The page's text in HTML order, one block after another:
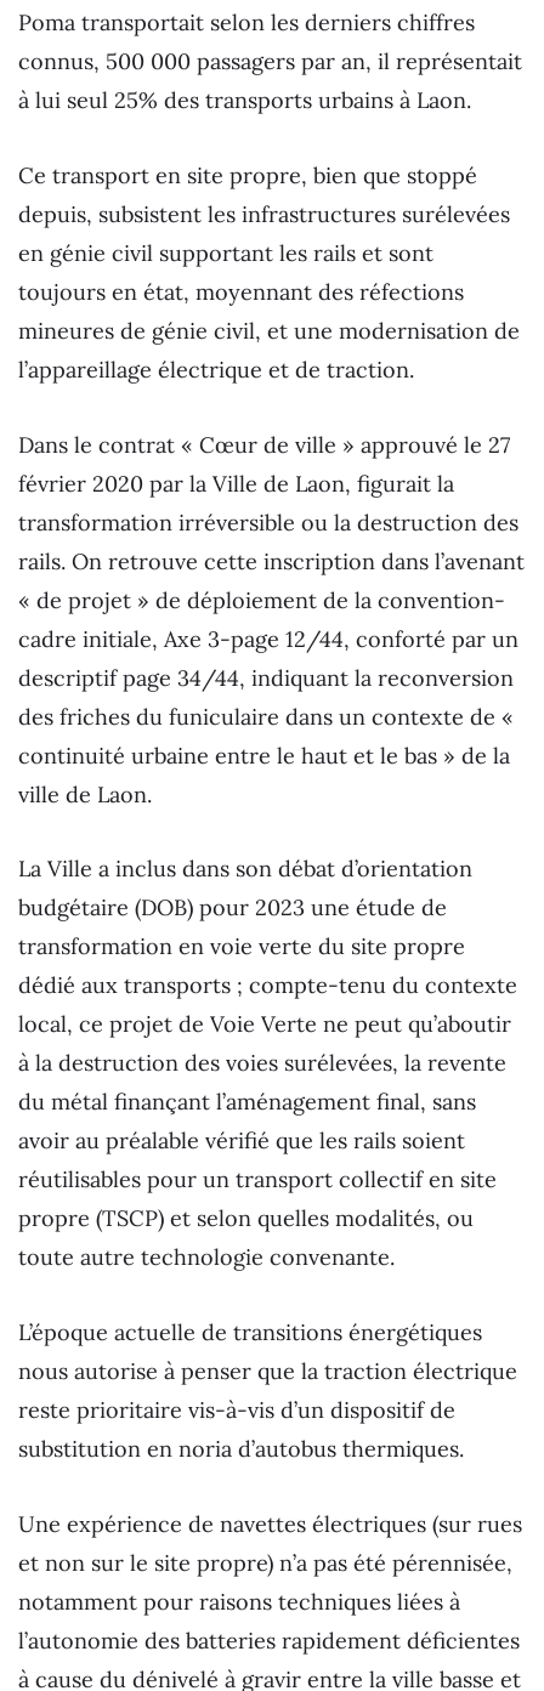
Poma transportait selon les derniers chiffres
connus, 500 000 passagers par an, il représentait
à lui seul 25% des transports urbains à Laon.
Ce transport en site propre, bien que stoppé
depuis, subsistent les infrastructures surélevées
en génie civil supportant les rails et sont
toujours en état, moyennant des réfections
mineures de génie civil, et une modernisation de
l’appareillage électrique et de traction.
Dans le contrat « Cœur de ville » approuvé le 27
février 2020 par la Ville de Laon, figurait la
transformation irréversible ou la destruction des
rails. On retrouve cette inscription dans l’avenant
« de projet » de déploiement de la convention-
cadre initiale, Axe 3-page 12/44, conforté par un
descriptif page 34/44, indiquant la reconversion
des friches du funiculaire dans un contexte de «
continuité urbaine entre le haut et le bas » de la
ville de Laon.
La Ville a inclus dans son débat d’orientation
budgétaire (DOB) pour 2023 une étude de
transformation en voie verte du site propre
dédié aux transports ; compte-tenu du contexte
local, ce projet de Voie Verte ne peut qu’aboutir
à la destruction des voies surélevées, la revente
du métal finançant l’aménagement final, sans
avoir au préalable vérifié que les rails soient
réutilisables pour un transport collectif en site
propre (TSCP) et selon quelles modalités, ou
toute autre technologie convenante.
L’époque actuelle de transitions énergétiques
nous autorise à penser que la traction électrique
reste prioritaire vis-à-vis d’un dispositif de
substitution en noria d’autobus thermiques.
Une expérience de navettes électriques (sur rues
et non sur le site propre) n’a pas été pérennisée,
notamment pour raisons techniques liées à
l’autonomie des batteries rapidement déficientes
à cause du dénivelé à gravir entre la ville basse et